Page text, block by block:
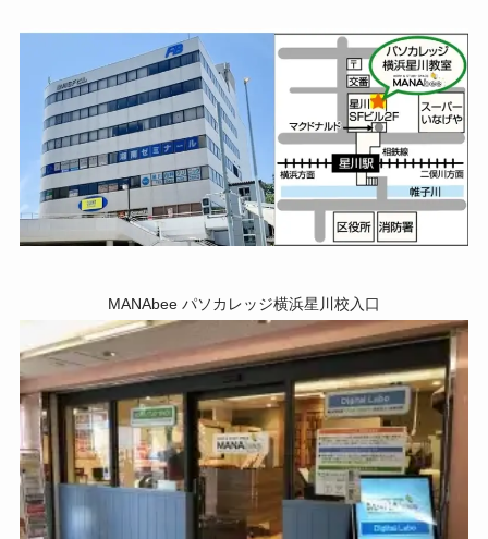
MANAbee パソカレッジ横浜星川校入口